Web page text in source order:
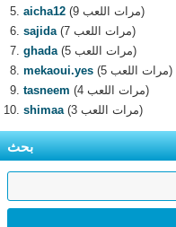
aicha12
(9 مرات اللعب)
sajida
(7 مرات اللعب)
ghada
(5 مرات اللعب)
mekaoui.yes
(5 مرات اللعب)
tasneem
(4 مرات اللعب)
shimaa
(3 مرات اللعب)
بحث